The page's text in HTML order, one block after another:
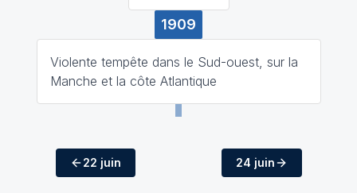
1909
Violente tempête dans le Sud-ouest, sur la
Manche et la côte Atlantique
22 juin 24 juin